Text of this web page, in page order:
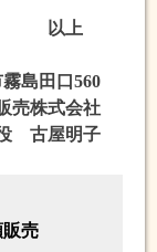
以上
島田口560
売株式会社
古屋明子
売